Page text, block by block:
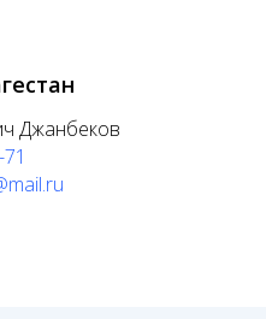
Джанбеков